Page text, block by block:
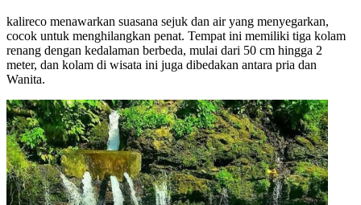
kalireco menawarkan suasana sejuk dan air yang menyegarkan,
cocok untuk menghilangkan penat. Tempat ini memiliki tiga kolam
renang dengan kedalaman berbeda, mulai dari 50 cm hingga 2
meter, dan kolam di wisata ini juga dibedakan antara pria dan
Wanita.